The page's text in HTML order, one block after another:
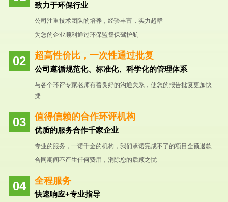
致力于环保行业
公司注重技术团队的培养，经验丰富，实力超群
为您的企业顺利通过环保监督保驾护航
超高性价比，一次性通过批复
公司遵循规范化、标准化、科学化的管理体系
与各个环评专家老师有着良好的沟通关系，使您的报告批复更加快
捷
值得信赖的合作环评机构
优质的服务合作千家企业
专业的服务，一诺千金的机构，我们承诺完成不了的项目全额退款
合同期间不产生任何费用，消除您的后顾之忧
全程服务
快速响应+专业指导